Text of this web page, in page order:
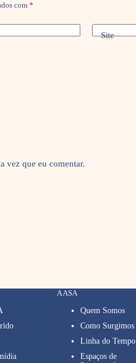
com *
Site
vez que eu comentar.
A ASA
Quem Somos
Como Surgimos
Linha do Tempo
Espaços de